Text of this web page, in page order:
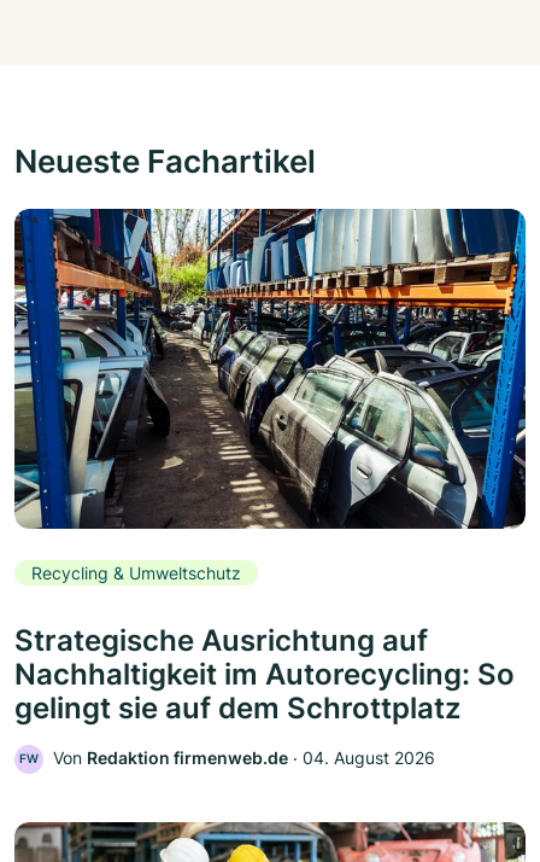
Neueste Fachartikel
Recycling & Umweltschutz
Strategische Ausrichtung auf
Nachhaltigkeit im Autorecycling: So
gelingt sie auf dem Schrottplatz
FW Von Redaktion firmenweb.de ‧ 04. August 2026